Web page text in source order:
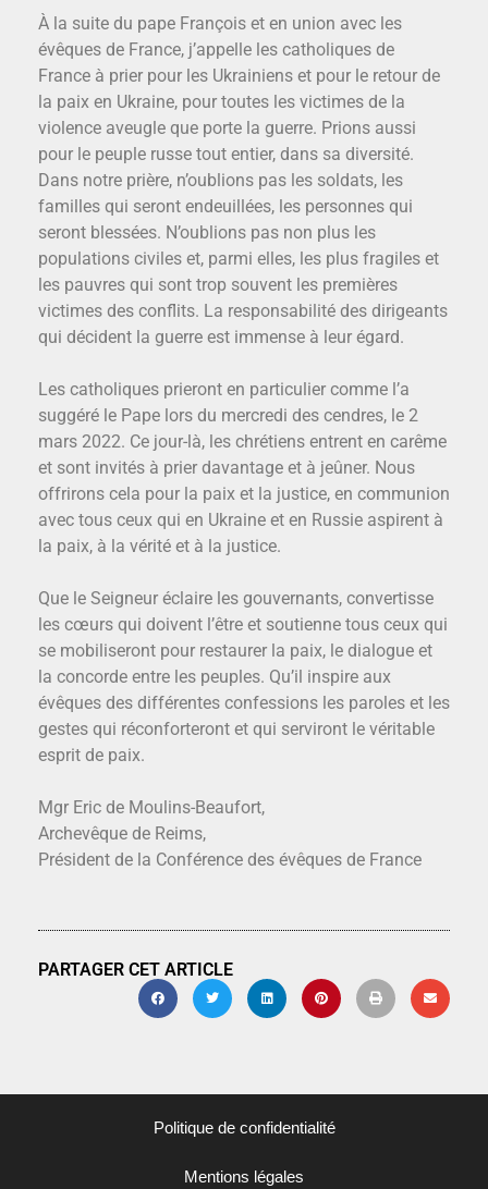
À la suite du pape François et en union avec les
évêques de France, j’appelle les catholiques de
France à prier pour les Ukrainiens et pour le retour de
la paix en Ukraine, pour toutes les victimes de la
violence aveugle que porte la guerre. Prions aussi
pour le peuple russe tout entier, dans sa diversité.
Dans notre prière, n’oublions pas les soldats, les
familles qui seront endeuillées, les personnes qui
seront blessées. N’oublions pas non plus les
populations civiles et, parmi elles, les plus fragiles et
les pauvres qui sont trop souvent les premières
victimes des conflits. La responsabilité des dirigeants
qui décident la guerre est immense à leur égard.
Les catholiques prieront en particulier comme l’a
suggéré le Pape lors du mercredi des cendres, le 2
mars 2022. Ce jour-là, les chrétiens entrent en carême
et sont invités à prier davantage et à jeûner. Nous
offrirons cela pour la paix et la justice, en communion
avec tous ceux qui en Ukraine et en Russie aspirent à
la paix, à la vérité et à la justice.
Que le Seigneur éclaire les gouvernants, convertisse
les cœurs qui doivent l’être et soutienne tous ceux qui
se mobiliseront pour restaurer la paix, le dialogue et
la concorde entre les peuples. Qu’il inspire aux
évêques des différentes confessions les paroles et les
gestes qui réconforteront et qui serviront le véritable
esprit de paix.
Mgr Eric de Moulins-Beaufort,
Archevêque de Reims,
Président de la Conférence des évêques de France
PARTAGER CET ARTICLE
Politique de confidentialité
Mentions légales